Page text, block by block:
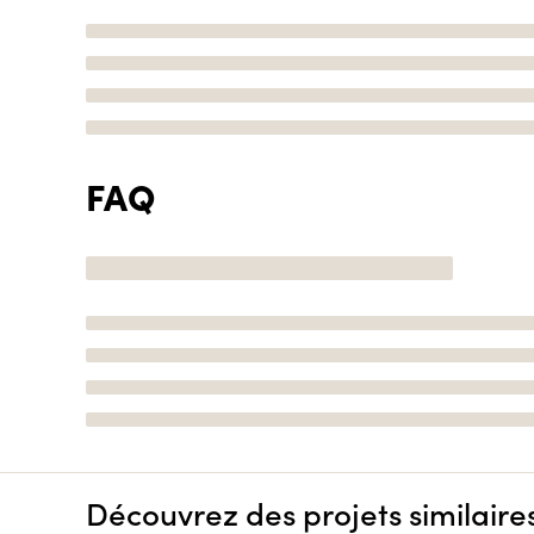
FAQ
Découvrez des projets